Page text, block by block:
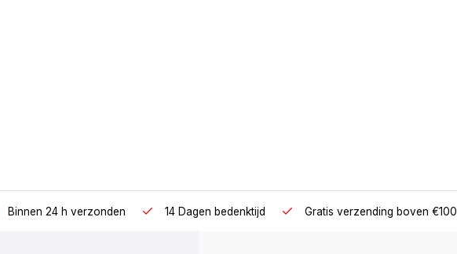
Binnen 24 h verzonden 14 Dagen bedenktijd Gratis verzending boven €100